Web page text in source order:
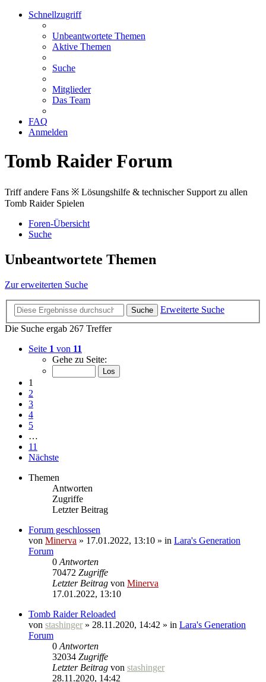
Schnellzugriff
Unbeantwortete Themen
Aktive Themen
Suche
Mitglieder
Das Team
FAQ
Anmelden
Tomb Raider Forum
Triff andere Fans ※ Lösungshilfe & technischer Support zu allen
Tomb Raider Spielen
Foren-Übersicht
Suche
Unbeantwortete Themen
Zur erweiterten Suche
Suche
Erweiterte Suche
Die Suche ergab 267 Treffer
Seite 1 von 11
Gehe zu Seite:
1
2
3
4
5
…
11
Nächste
Themen
Antworten
Zugriffe
Letzter Beitrag
Forum geschlossen
von Minerva » 17.01.2022, 13:10 » in Lara's Generation
Forum
0 Antworten
70472 Zugriffe
Letzter Beitrag von Minerva
17.01.2022, 13:10
Tomb Raider Reloaded
von stashinger » 28.11.2020, 14:42 » in Lara's Generation
Forum
0 Antworten
32034 Zugriffe
Letzter Beitrag von stashinger
28.11.2020, 14:42